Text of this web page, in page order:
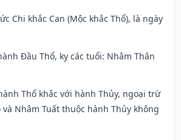
Chi khắc Can (Mộc khắc Thổ), là ngày
Đầu Thổ, kỵ các tuổi: Nhâm Thân
Thổ khắc với hành Thủy, ngoại trừ
Nhâm Tuất thuộc hành Thủy không